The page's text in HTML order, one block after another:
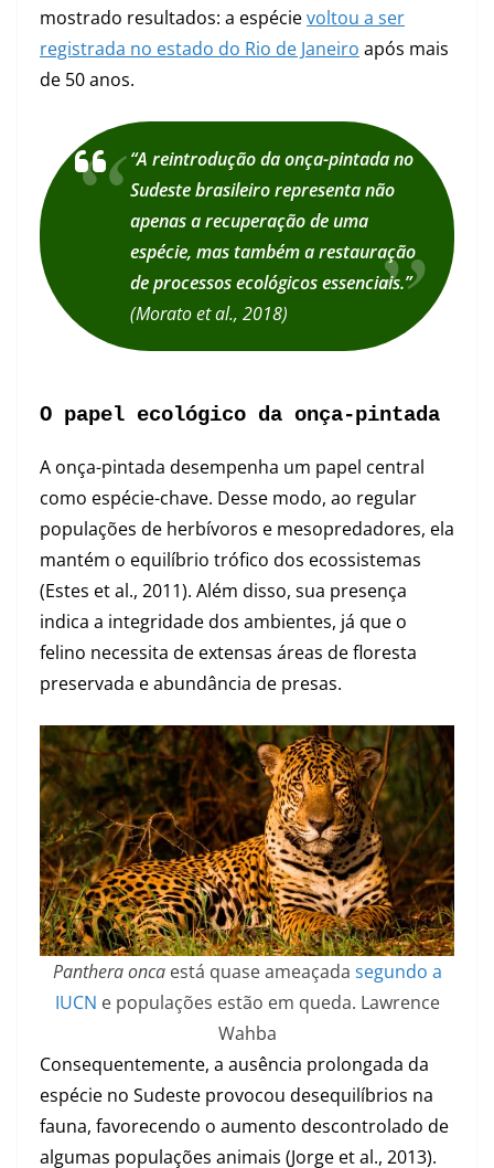
mostrado resultados: a espécievoltou a ser
registrada no estado do Rio de Janeiro após mais
de 50 anos.
“A reintrodução da onça-pintada no
Sudeste brasileiro representa não
apenas a recuperação de uma
espécie, mas também a restauração
de processos ecológicos essenciais.”
(Morato et al., 2018)
O papel ecológico da onça-pintada
A onça-pintada desempenha um papel central
como espécie-chave. Desse modo, ao regular
populações de herbívoros e mesopredadores, ela
mantém o equilíbrio trófico dos ecossistemas
(Estes et al., 2011). Além disso, sua presença
indica a integridade dos ambientes, já que o
felino necessita de extensas áreas de floresta
preservada e abundância de presas.
Panthera oncaestá quase ameaçada segundo a
IUCN e populações estão em queda. Lawrence
Wahba
Consequentemente, a ausência prolongada da
espécie no Sudeste provocou desequilíbrios na
fauna, favorecendo o aumento descontrolado de
algumas populações animais (Jorge et al., 2013).